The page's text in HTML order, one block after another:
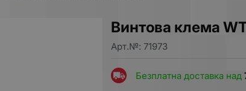
Винтова клема
Арт.№: 71973
Безплатна доставка над